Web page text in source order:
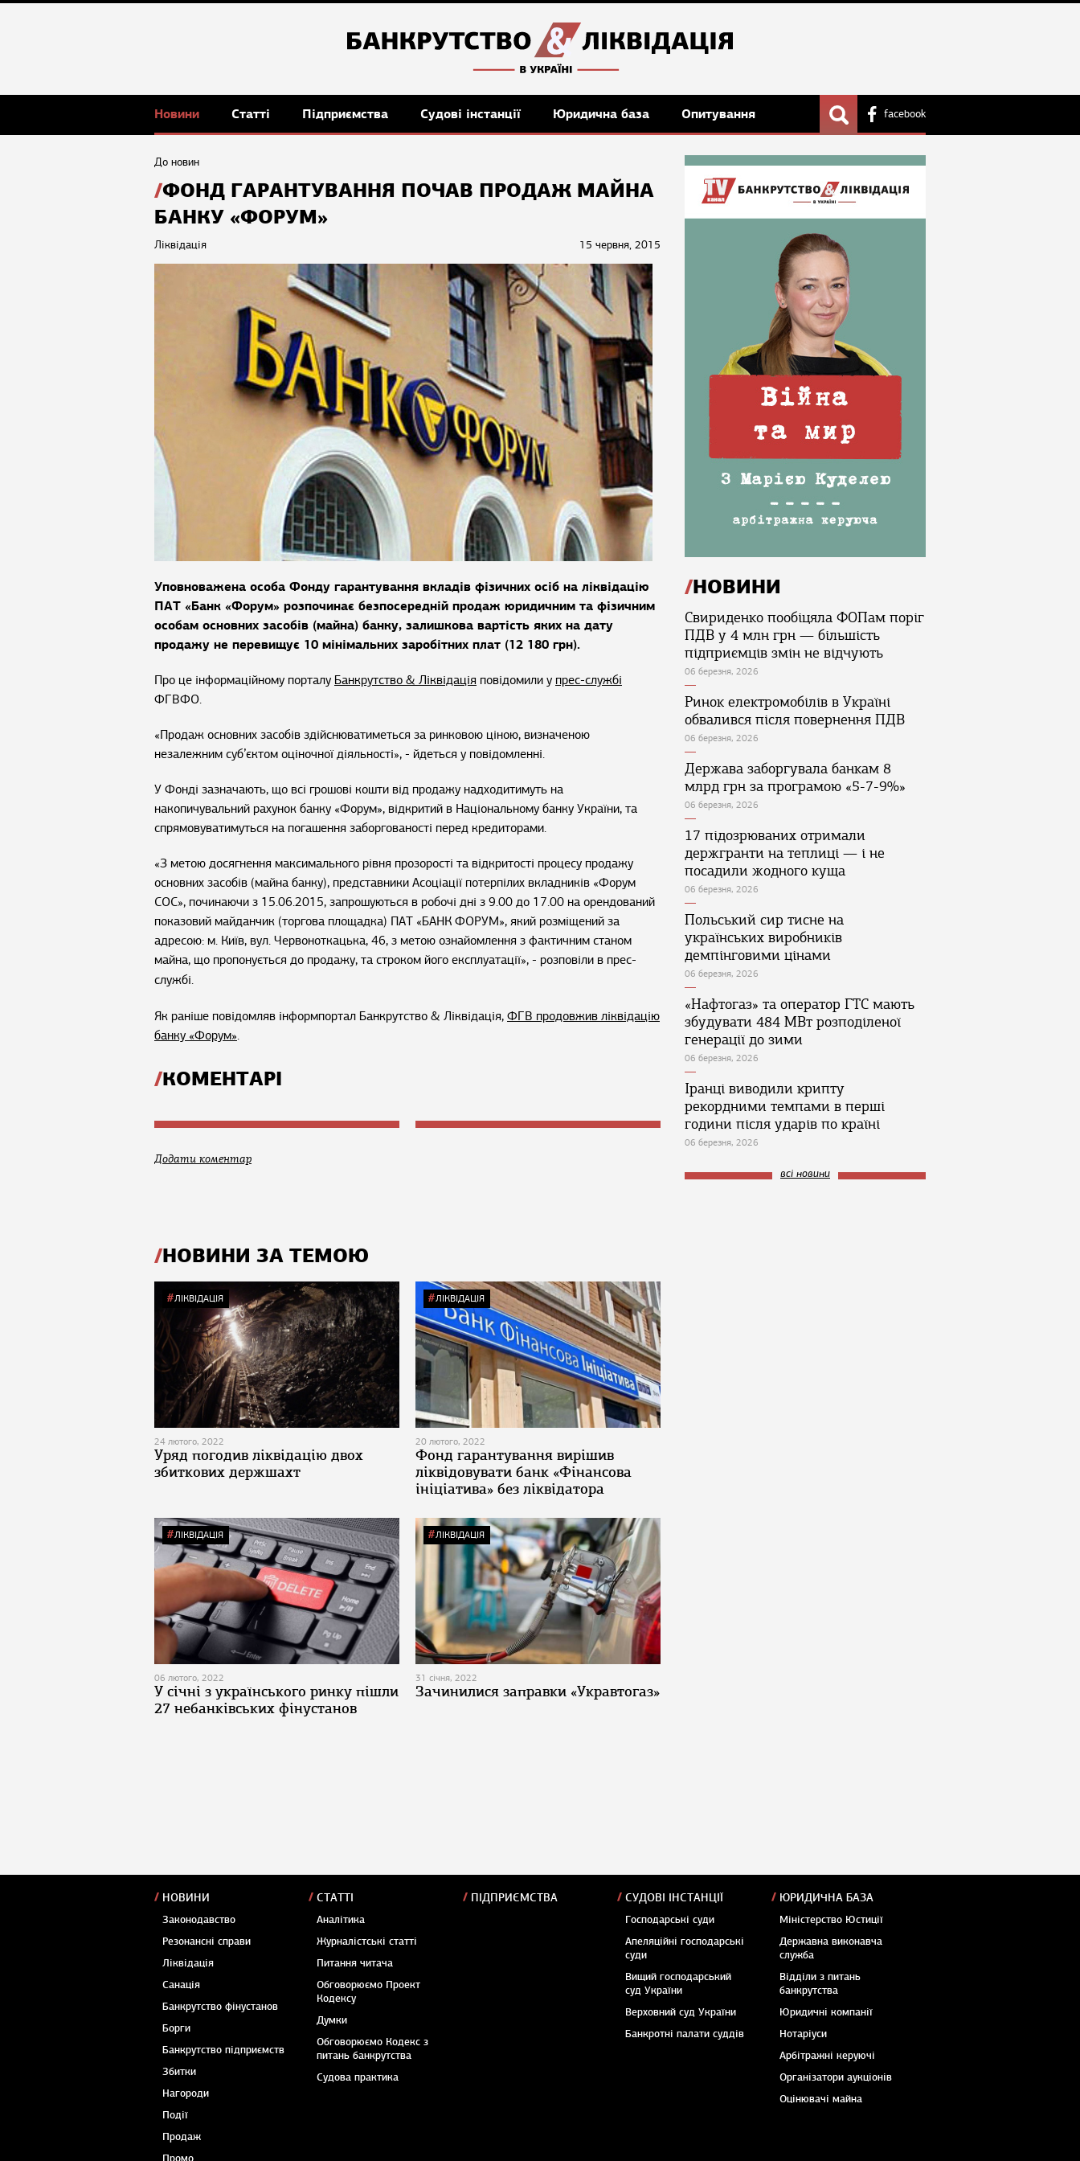
Новини Статті Підприємства Судові інстанції Юридична база Опитування facebook
До новин
ФОНД ГАРАНТУВАННЯ ПОЧАВ ПРОДАЖ МАЙНА
БАНКУ «ФОРУМ»
15 червня, 2015
Ліквідація
Уповноважена особа Фонду гарантування вкладів фізичних осіб на ліквідацію
ПАТ «Банк «Форум» розпочинає безпосередній продаж юридичним та фізичним
особам основних засобів (майна) банку, залишкова вартість яких на дату
продажу не перевищує 10 мінімальних заробітних плат (12 180 грн).
Про це інформаційному порталу Банкрутство & Ліквідація повідомили у прес-службі
ФГВФО.
«Продаж основних засобів здійснюватиметься за ринковою ціною, визначеною
незалежним суб’єктом оціночної діяльності», - йдеться у повідомленні.
У Фонді зазначають, що всі грошові кошти від продажу надходитимуть на
накопичувальний рахунок банку «Форум», відкритий в Національному банку України, та
спрямовуватимуться на погашення заборгованості перед кредиторами.
«З метою досягнення максимального рівня прозорості та відкритості процесу продажу
основних засобів (майна банку), представники Асоціації потерпілих вкладників «Форум
СОС», починаючи з 15.06.2015, запрошуються в робочі дні з 9.00 до 17.00 на орендований
показовий майданчик (торгова площадка) ПАТ «БАНК ФОРУМ», який розміщений за
адресою: м. Київ, вул. Червоноткацька, 46, з метою ознайомлення з фактичним станом
майна, що пропонується до продажу, та строком його експлуатації», - розповіли в прес-
службі.
Як раніше повідомляв інформпортал Банкрутство & Ліквідація, ФГВ продовжив ліквідацію
банку «Форум».
КОМЕНТАРІ
Додати коментар
НОВИНИ ЗА ТЕМОЮ
ЛІКВІДАЦІЯ
24 лютого, 2022
Уряд погодив ліквідацію двох
збиткових держшахт
ЛІКВІДАЦІЯ
20 лютого, 2022
Фонд гарантування вирішив
ліквідовувати банк «Фінансова
ініціатива» без ліквідатора
ЛІКВІДАЦІЯ
06 лютого, 2022
У січні з українського ринку пішли
27 небанківських фінустанов
ЛІКВІДАЦІЯ
31 січня, 2022
Зачинилися заправки «Укравтогаз»
НОВИНИ
Свириденко пообіцяла ФОПам поріг
ПДВ у 4 млн грн — більшість
підприємців змін не відчують
06 березня, 2026
Ринок електромобілів в Україні
обвалився після повернення ПДВ
06 березня, 2026
Держава заборгувала банкам 8
млрд грн за програмою «5-7-9%»
06 березня, 2026
17 підозрюваних отримали
держгранти на теплиці — і не
посадили жодного куща
06 березня, 2026
Польський сир тисне на
українських виробників
демпінговими цінами
06 березня, 2026
«Нафтогаз» та оператор ГТС мають
збудувати 484 МВт розподіленої
генерації до зими
06 березня, 2026
Іранці виводили крипту
рекордними темпами в перші
години після ударів по країні
06 березня, 2026
всі новини
НОВИНИ
Законодавство
Резонансні справи
Ліквідація
Санація
Банкрутство фінустанов
Борги
Банкрутство підприємств
Збитки
Нагороди
Події
Продаж
СТАТТІ
Аналітика
Журналістські статті
Питання читача
Обговорюємо Проект
Кодексу
Думки
Обговорюємо Кодекс з
питань банкрутства
Судова практика
ПІДПРИЄМСТВА СУДОВІ ІНСТАНЦІЇ
Господарські суди
Апеляційні господарські
суди
Вищий господарський
суд України
Верховний суд України
Банкротні палати суддів
ЮРИДИЧНА БАЗА
Міністерство Юстиції
Державна виконавча
служба
Відділи з питань
банкрутства
Юридичні компанії
Нотаріуси
Арбітражні керуючі
Організатори аукціонів
Оцінювачі майна